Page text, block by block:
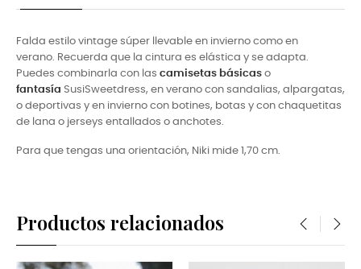
Falda estilo vintage súper llevable en invierno como en
verano. Recuerda que la cintura es elástica y se adapta.
Puedes combinarla con las camisetas básicas o
fantasía SusiSweetdress, en verano con sandalias, alpargatas,
o deportivas y en invierno con botines, botas y con chaquetitas
de lana o jerseys entallados o anchotes.
Para que tengas una orientación, Niki mide 1,70 cm.
Productos relacionados